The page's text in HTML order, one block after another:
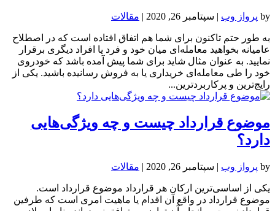
by پرواز وب | سپتامبر 26, 2020 | مقالات
به طور حتم تاکنون برای شما هم اتفاق افتاده است که در اصطلاح
عامیانه بخواهید معامله‌ای میان خود و فرد یا افراد دیگری برقرار
نمایید. به عنوان مثال شاید برای شما پیش آمده باشد که خودروی
خود را طی معامله‌ای خریداری یا به فروش رسانیده باشید. یکی از
رایج‌ترین و پرکاربردترین...
موضوع قرارداد چیست و چه ویژگی‌هایی
دارد؟
by پرواز وب | سپتامبر 26, 2020 | مقالات
یکی از اساسی‌ترین ارکان هر قرارداد موضوع قرارداد است.
موضوع قرارداد در واقع آن اقدام یا ماهیت امری است که طرفین